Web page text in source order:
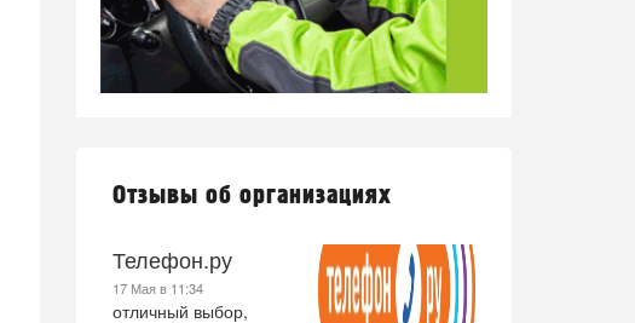
Отзывы об организациях
Телефон.ру
17 Мая в 11:34
отличный выбор,